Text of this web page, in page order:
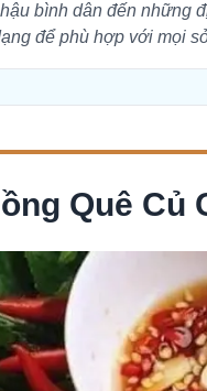
bình dân đến những
để phù hợp với mọi
Quê Củ